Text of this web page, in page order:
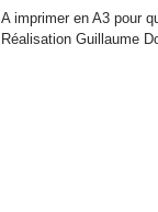
A imprimer en A3 pour
Réalisation Guillaume